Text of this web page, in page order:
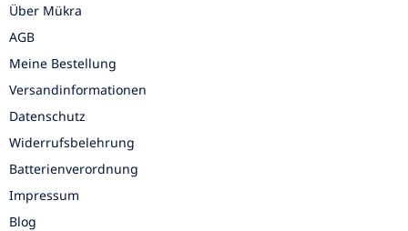
Über Mükra
AGB
Meine Bestellung
Versandinformationen
Datenschutz
Widerrufsbelehrung
Batterienverordnung
Impressum
Blog